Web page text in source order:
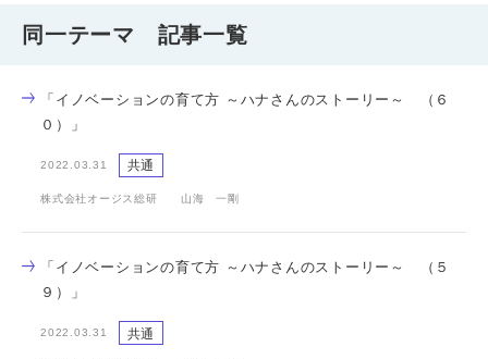
同一テーマ 記事一覧
「イノベーションの育て方 ～ハナさんのストーリー～ （６
０）」
2022.03.31 共通
株式会社オージス総研 山海 一剛
「イノベーションの育て方 ～ハナさんのストーリー～ （５
９）」
2022.03.31 共通